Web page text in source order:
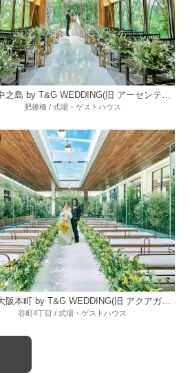
肥後橋 / 式場・ゲストハウス
ニーズ大阪本町 by T&G WEDDING(旧 アクアガーデンテラス 大阪)
谷町4丁目 / 式場・ゲストハウス